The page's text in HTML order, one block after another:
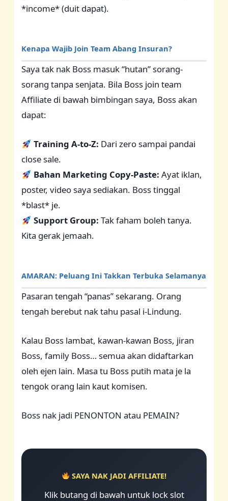
*income* (duit dapat).
Kenapa Wajib Join Team Abang Insuran?
Saya tak nak Boss masuk “hutan” sorang-
sorang tanpa senjata. Bila Boss join team
Affiliate di bawah bimbingan saya, Boss akan
dapat:
Training A-to-Z: Dari zero sampai pandai
close sale.
Bahan Marketing Copy-Paste: Ayat iklan,
poster, video saya sediakan. Boss tinggal
*blast* je.
Support Group: Tak faham boleh tanya.
Kita gerak jemaah.
AMARAN: Peluang Ini Takkan Terbuka Selamanya
Pasaran tengah “panas” sekarang. Orang
tengah berebut nak tahu pasal i-Lindung.
Kalau Boss lambat, kawan-kawan Boss, jiran
Boss, family Boss… semua akan didaftarkan
oleh ejen lain. Masa tu Boss putih mata je la
tengok orang lain kaut komisen.
Boss nak jadi PENONTON atau PEMAIN?
SAYA NAK JADI AFFILIATE!
Klik butang di bawah untuk lock slot